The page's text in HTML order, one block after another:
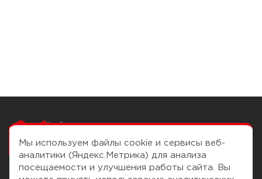
Чтобы вам легко
Мы используем файлы cookie и сервисы веб-
аналитики (Яндекс.Метрика) для анализа
посещаемости и улучшения работы сайта. Вы